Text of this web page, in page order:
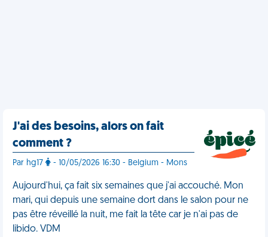
J'ai des besoins, alors on fait
comment ?
Par hg17 - 10/05/2026 16:30 - Belgium - Mons
Aujourd'hui, ça fait six semaines que j'ai accouché. Mon
mari, qui depuis une semaine dort dans le salon pour ne
pas être réveillé la nuit, me fait la tête car je n'ai pas de
libido. VDM